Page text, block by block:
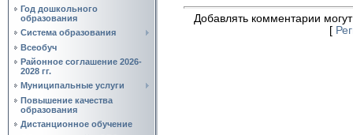
Год дошкольного
образования
Система образования
Всеобуч
Районное соглашение 2026-
2028 гг.
Муниципальные услуги
Повышение качества
образования
Дистанционное обучение
Добавлять комментарии
[